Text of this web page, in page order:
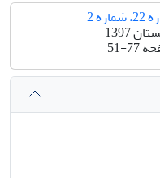
2
1397
51-77